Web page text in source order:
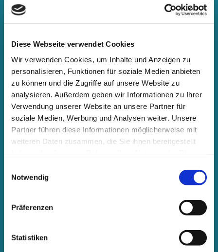
Diese Webseite verwendet Cookies
Wir verwenden Cookies, um Inhalte und Anzeigen zu
personalisieren, Funktionen für soziale Medien anbieten
zu können und die Zugriffe auf unsere Website zu
analysieren. Außerdem geben wir Informationen zu Ihrer
Verwendung unserer Website an unsere Partner für
soziale Medien, Werbung und Analysen weiter. Unsere
Partner führen diese Informationen möglicherweise mit
weiteren Daten zusammen, die Sie ihnen bereitgestellt
Notwendig
Präferenzen
Statistiken